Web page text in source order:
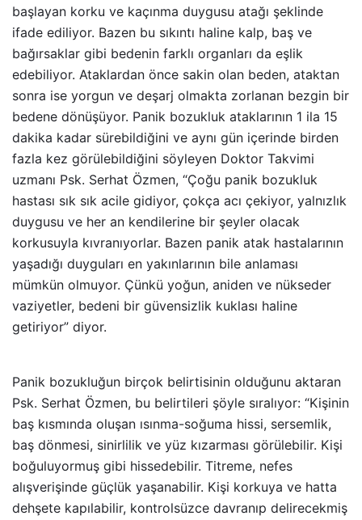
başlayan korku ve kaçınma duygusu atağı şeklinde
ifade ediliyor. Bazen bu sıkıntı haline kalp, baş ve
bağırsaklar gibi bedenin farklı organları da eşlik
edebiliyor. Ataklardan önce sakin olan beden, ataktan
sonra ise yorgun ve deşarj olmakta zorlanan bezgin bir
bedene dönüşüyor. Panik bozukluk ataklarının 1 ila 15
dakika kadar sürebildiğini ve aynı gün içerinde birden
fazla kez görülebildiğini söyleyen Doktor Takvimi
uzmanı Psk. Serhat Özmen, “Çoğu panik bozukluk
hastası sık sık acile gidiyor, çokça acı çekiyor, yalnızlık
duygusu ve her an kendilerine bir şeyler olacak
korkusuyla kıvranıyorlar. Bazen panik atak hastalarının
yaşadığı duyguları en yakınlarının bile anlaması
mümkün olmuyor. Çünkü yoğun, aniden ve nükseder
vaziyetler, bedeni bir güvensizlik kuklası haline
getiriyor” diyor.
Panik bozukluğun birçok belirtisinin olduğunu aktaran
Psk. Serhat Özmen, bu belirtileri şöyle sıralıyor: “Kişinin
baş kısmında oluşan ısınma-soğuma hissi, sersemlik,
baş dönmesi, sinirlilik ve yüz kızarması görülebilir. Kişi
boğuluyormuş gibi hissedebilir. Titreme, nefes
alışverişinde güçlük yaşanabilir. Kişi korkuya ve hatta
dehşete kapılabilir, kontrolsüzce davranıp delirecekmiş